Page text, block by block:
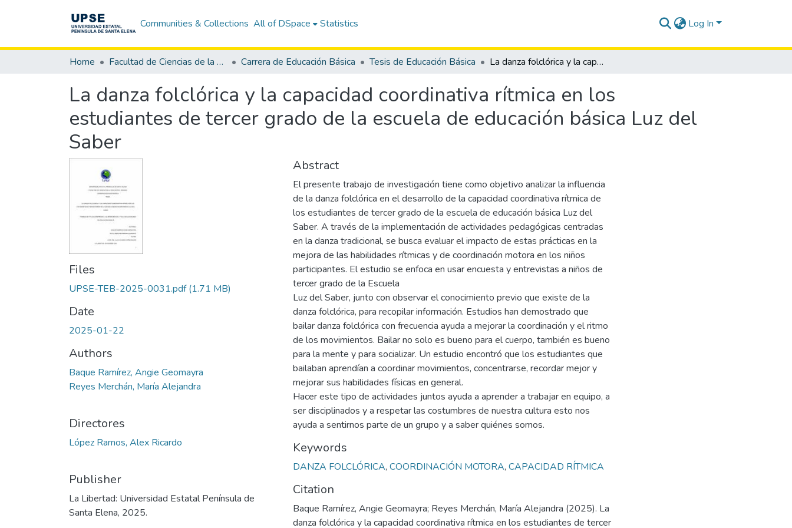
Communities & Collections All of DSpace Statistics Log In
Home Facultad de Ciencias de la Educación e Idiomas Carrera de Educación Básica Tesis de Educación Básica La danza folclórica y la capacidad coordinativa rítmica en los estudiantes de tercer grado de la escuela de educación básica Luz del Saber
La danza folclórica y la capacidad coordinativa rítmica en los
estudiantes de tercer grado de la escuela de educación básica Luz del
Saber
Files
UPSE-TEB-2025-0031.pdf(1.71 MB)
Date
2025-01-22
Authors
Baque Ramírez, Angie Geomayra
Reyes Merchán, María Alejandra
Directores
López Ramos, Alex Ricardo
Publisher
La Libertad: Universidad Estatal Península de
Santa Elena, 2025.
Abstract
El presente trabajo de investigación tiene como objetivo analizar la influencia
de la danza folclórica en el desarrollo de la capacidad coordinativa rítmica de
los estudiantes de tercer grado de la escuela de educación básica Luz del
Saber. A través de la implementación de actividades pedagógicas centradas
en la danza tradicional, se busca evaluar el impacto de estas prácticas en la
mejora de las habilidades rítmicas y de coordinación motora en los niños
participantes. El estudio se enfoca en usar encuesta y entrevistas a niños de
tercer grado de la Escuela
Luz del Saber, junto con observar el conocimiento previo que existe de la
danza folclórica, para recopilar información. Estudios han demostrado que
bailar danza folclórica con frecuencia ayuda a mejorar la coordinación y el ritmo
de los movimientos. Bailar no solo es bueno para el cuerpo, también es bueno
para la mente y para socializar. Un estudio encontró que los estudiantes que
bailaban aprendían a coordinar movimientos, concentrarse, recordar mejor y
mejorar sus habilidades físicas en general.
Hacer este tipo de actividades juntos ayuda a aprender a trabajar en equipo, a
ser disciplinados y a respetar las costumbres de nuestra cultura esto nos
ayuda a sentirnos parte de un grupo y a saber quiénes somos.
Keywords
DANZA FOLCLÓRICA, COORDINACIÓN MOTORA, CAPACIDAD RÍTMICA
Citation
Baque Ramírez, Angie Geomayra; Reyes Merchán, María Alejandra (2025). La
danza folclórica y la capacidad coordinativa rítmica en los estudiantes de tercer